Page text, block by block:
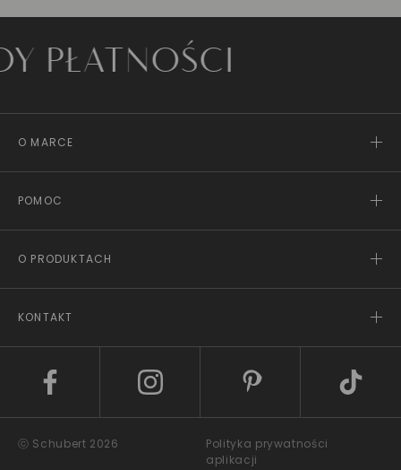
O MARCE
POMOC
O PRODUKTACH
KONTAKT
ⓒ Schubert 2026
Polityka prywatności
aplikacji